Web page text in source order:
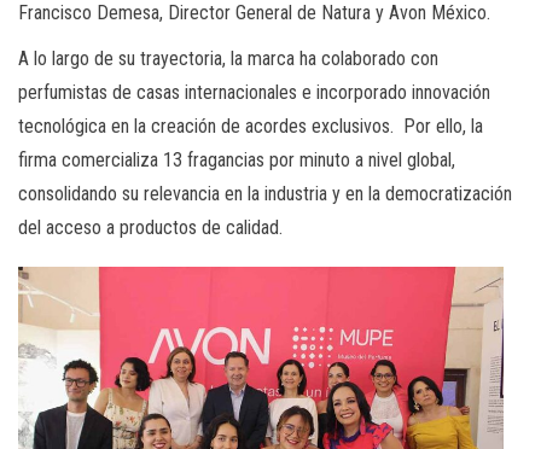
Francisco Demesa, Director General de Natura y Avon México.
A lo largo de su trayectoria, la marca ha colaborado con
perfumistas de casas internacionales e incorporado innovación
tecnológica en la creación de acordes exclusivos. Por ello, la
firma comercializa 13 fragancias por minuto a nivel global,
consolidando su relevancia en la industria y en la democratización
del acceso a productos de calidad.